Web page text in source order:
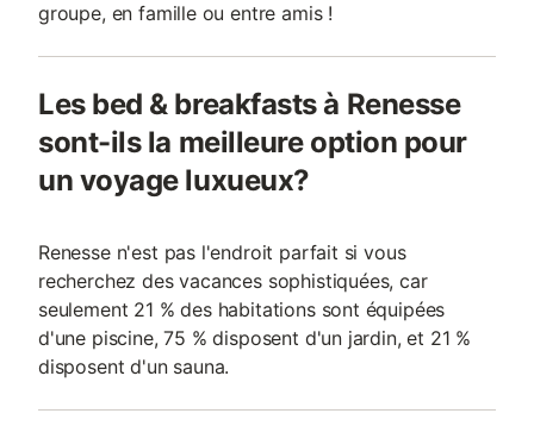
groupe, en famille ou entre amis !
Les bed & breakfasts à Renesse
sont-ils la meilleure option pour
un voyage luxueux?
Renesse n'est pas l'endroit parfait si vous
recherchez des vacances sophistiquées, car
seulement 21 % des habitations sont équipées
d'une piscine, 75 % disposent d'un jardin, et 21 %
disposent d'un sauna.